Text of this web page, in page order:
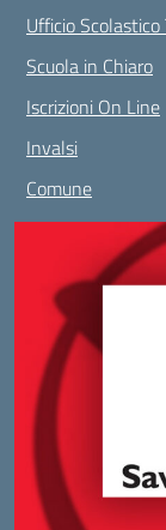
Ufficio
Scuola in Chiaro
Iscrizioni On Line
Invalsi
Comune